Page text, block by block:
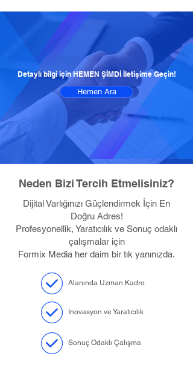
Hemen Ara
Detaylı bilgi için HEMEN ŞİMDİ İletişime Geçin!
Neden Bizi Tercih Etmelisiniz?
Dijital Varlığınızı Güçlendirmek İçin En
Doğru Adres!
Profesyonellik, Yaratıcılık ve Sonuç odaklı
çalışmalar için
Formix Media her daim bir tık yanınızda.
Alanında Uzman Kadro
İnovasyon ve Yaratıcılık
Sonuç Odaklı Çalışma